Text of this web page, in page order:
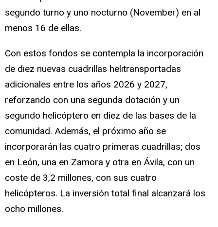
segundo turno y uno nocturno (November) en al
menos 16 de ellas.
Con estos fondos se contempla la incorporación
de diez nuevas cuadrillas helitransportadas
adicionales entre los años 2026 y 2027,
reforzando con una segunda dotación y un
segundo helicóptero en diez de las bases de la
comunidad. Además, el próximo año se
incorporarán las cuatro primeras cuadrillas; dos
en León, una en Zamora y otra en Ávila, con un
coste de 3,2 millones, con sus cuatro
helicópteros. La inversión total final alcanzará los
ocho millones.